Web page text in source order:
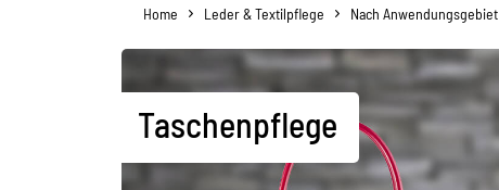
Home Leder & Textilpflege Nach Anwendungsgebiet
Taschenpflege